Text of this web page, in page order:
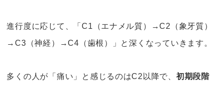
進行度に応じて、「C1（エナメル質）→C2（象牙質）
→C3（神経）→C4（歯根）」と深くなっていきます。
多くの人が「痛い」と感じるのはC2以降で、 初期段階